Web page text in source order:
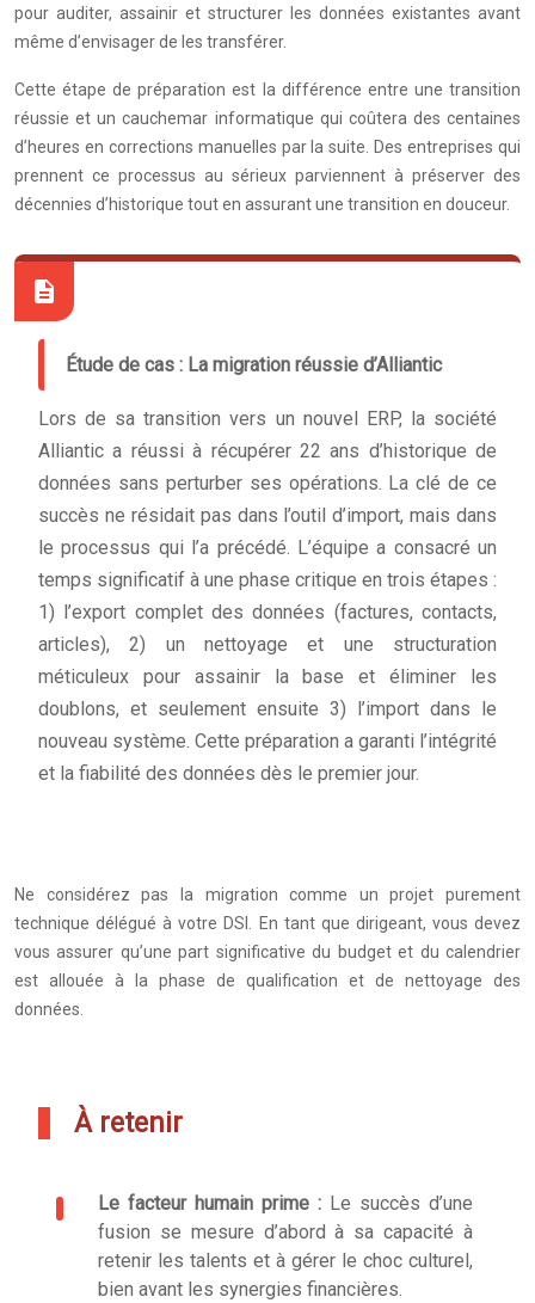
pour auditer, assainir et structurer les données existantes avant
même d’envisager de les transférer.
Cette étape de préparation est la différence entre une transition
réussie et un cauchemar informatique qui coûtera des centaines
d’heures en corrections manuelles par la suite. Des entreprises qui
prennent ce processus au sérieux parviennent à préserver des
décennies d’historique tout en assurant une transition en douceur.
Étude de cas : La migration réussie d’Alliantic
Lors de sa transition vers un nouvel ERP, la société
Alliantic a réussi à récupérer 22 ans d’historique de
données sans perturber ses opérations. La clé de ce
succès ne résidait pas dans l’outil d’import, mais dans
le processus qui l’a précédé. L’équipe a consacré un
temps significatif à une phase critique en trois étapes :
1) l’export complet des données (factures, contacts,
articles), 2) un nettoyage et une structuration
méticuleux pour assainir la base et éliminer les
doublons, et seulement ensuite 3) l’import dans le
nouveau système. Cette préparation a garanti l’intégrité
et la fiabilité des données dès le premier jour.
Ne considérez pas la migration comme un projet purement
technique délégué à votre DSI. En tant que dirigeant, vous devez
vous assurer qu’une part significative du budget et du calendrier
est allouée à la phase de qualification et de nettoyage des
données.
À retenir
Le facteur humain prime : Le succès d’une
fusion se mesure d’abord à sa capacité à
retenir les talents et à gérer le choc culturel,
bien avant les synergies financières.